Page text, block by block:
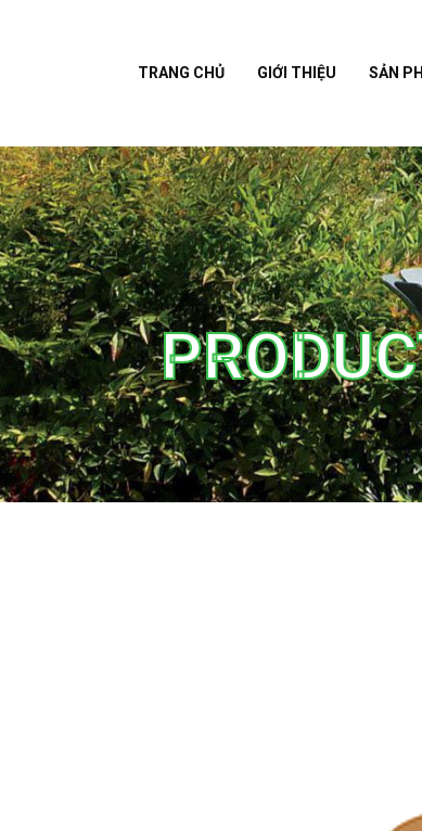
TRANG CHỦ GIỚI THIỆU SẢN